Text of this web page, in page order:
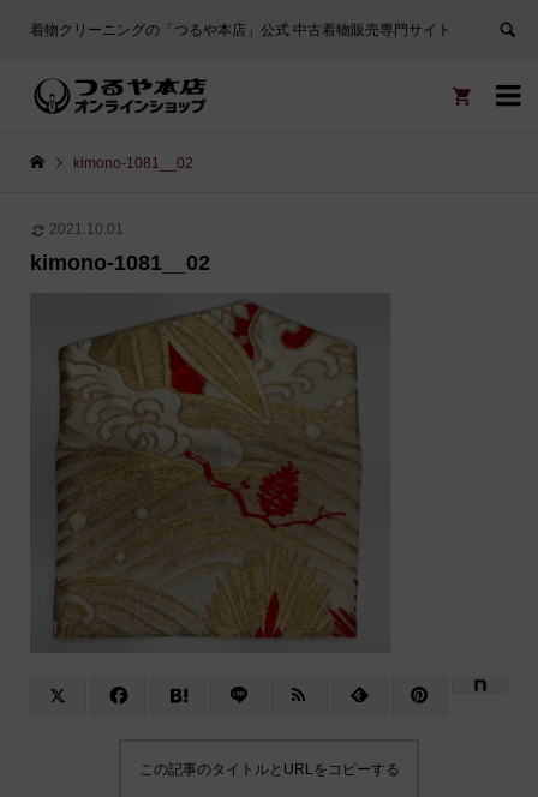
着物クリーニングの「つるや本店」公式 中古着物販売専門サイト


kimono-1081__02
2021.10.01
kimono-1081__02
この記事のタイトルとURLをコピーする